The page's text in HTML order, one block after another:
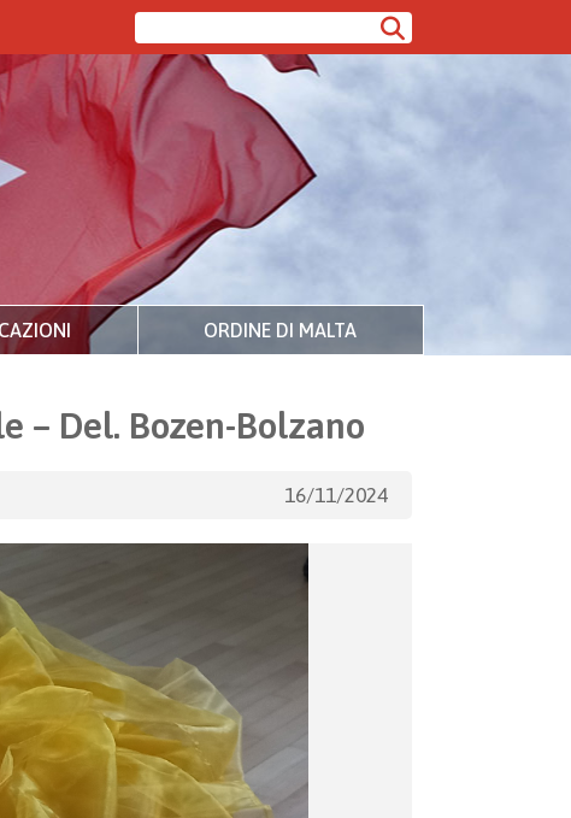
ORDINE DI MALTA
– Del. Bozen-Bolzano
16/11/2024